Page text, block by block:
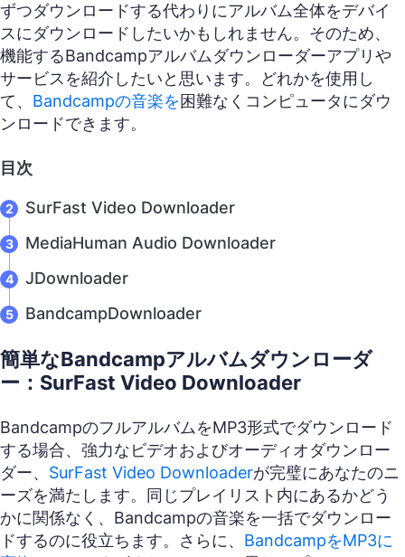
ずつダウンロードする代わりにアルバム全体をデバイ
スにダウンロードしたいかもしれません。そのため、
機能するBandcampアルバムダウンローダーアプリや
サービスを紹介したいと思います。どれかを使用し
て、 Bandcampの音楽を困難なくコンピュータにダウ
ンロードできます。
目次
SurFast Video Downloader
MediaHuman Audio Downloader
JDownloader
BandcampDownloader
簡単なBandcampアルバムダウンローダ
ー：SurFast Video Downloader
BandcampのフルアルバムをMP3形式でダウンロード
する場合、強力なビデオおよびオーディオダウンロー
ダー、 SurFast Video Downloaderが完璧にあなたのニ
ーズを満たします。同じプレイリスト内にあるかどう
かに関係なく、Bandcampの音楽を一括でダウンロー
ドするのに役立ちます。さらに、 BandcampをMP3に